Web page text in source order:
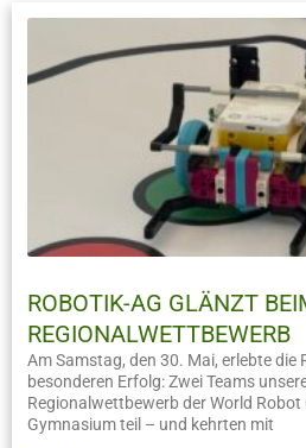
ROBOTIK-AG GLÄNZT
REGIONALWETTBEWERB
Am Samstag, den 30. Mai, erlebte die
besonderen Erfolg: Zwei Teams
Regionalwettbewerb der World
Gymnasium teil – und kehrten mit